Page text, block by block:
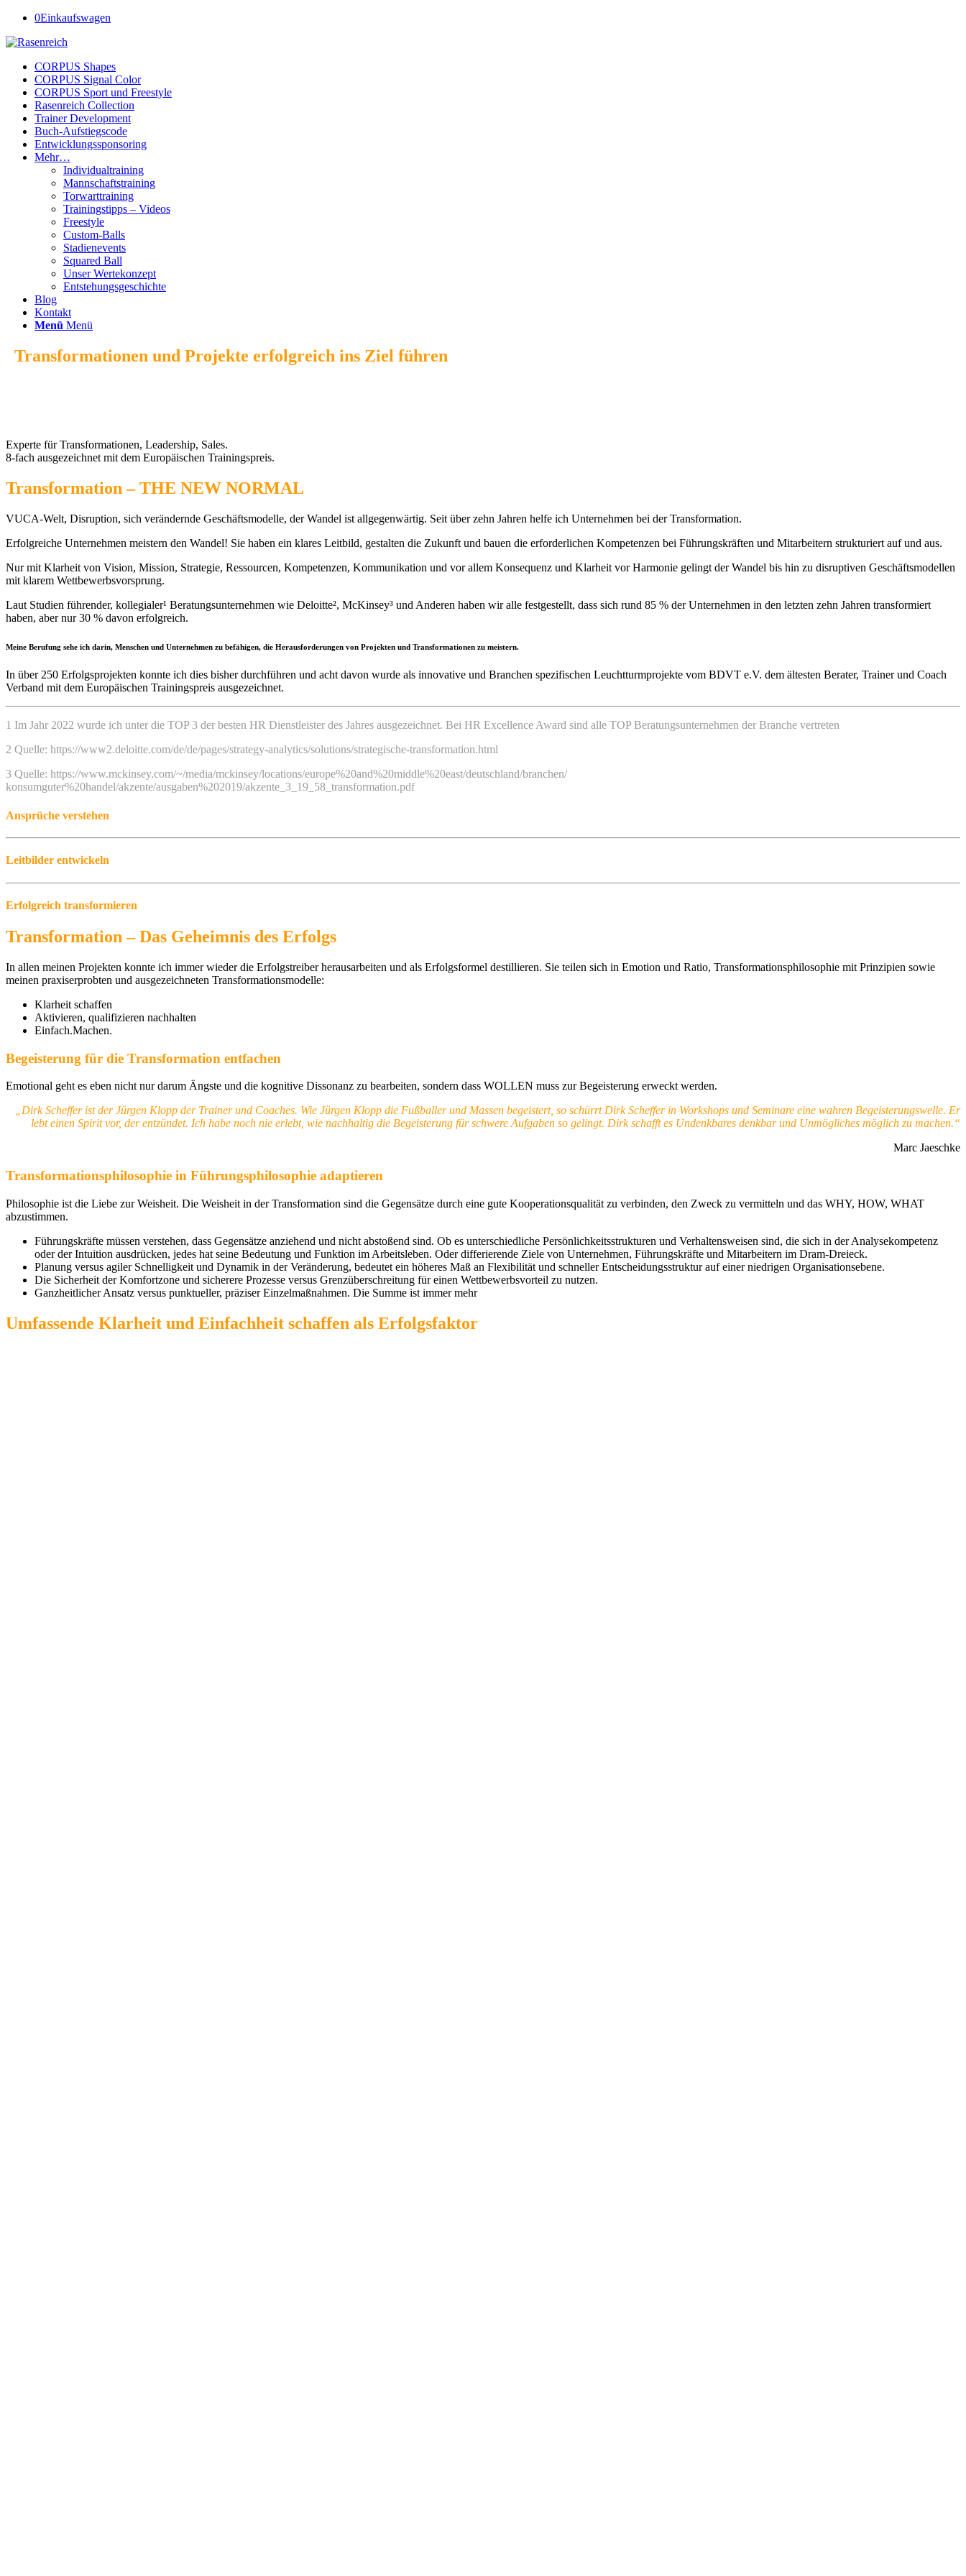
0Einkaufswagen
CORPUS Shapes
CORPUS Signal Color
CORPUS Sport und Freestyle
Rasenreich Collection
Trainer Development
Buch-Aufstiegscode
Entwicklungssponsoring
Mehr…
Individualtraining
Mannschaftstraining
Torwarttraining
Trainingstipps – Videos
Freestyle
Custom-Balls
Stadienevents
Squared Ball
Unser Wertekonzept
Entstehungsgeschichte
Blog
Kontakt
Menü Menü
Transformationen und Projekte erfolgreich ins Ziel führen
Experte für Transformationen, Leadership, Sales.
8-fach ausgezeichnet mit dem Europäischen Trainingspreis.
Transformation – THE NEW NORMAL
VUCA-Welt, Disruption, sich verändernde Geschäftsmodelle, der Wandel ist allgegenwärtig. Seit über zehn Jahren helfe ich Unternehmen bei der Transformation.
Erfolgreiche Unternehmen meistern den Wandel! Sie haben ein klares Leitbild, gestalten die Zukunft und bauen die erforderlichen Kompetenzen bei Führungskräften und Mitarbeitern strukturiert auf und aus.
Nur mit Klarheit von Vision, Mission, Strategie, Ressourcen, Kompetenzen, Kommunikation und vor allem Konsequenz und Klarheit vor Harmonie gelingt der Wandel bis hin zu disruptiven Geschäftsmodellen
mit klarem Wettbewerbsvorsprung.
Laut Studien führender, kollegialer¹ Beratungsunternehmen wie Deloitte², McKinsey³ und Anderen haben wir alle festgestellt, dass sich rund 85 % der Unternehmen in den letzten zehn Jahren transformiert
haben, aber nur 30 % davon erfolgreich.
Meine Berufung sehe ich darin, Menschen und Unternehmen zu befähigen, die Herausforderungen von Projekten und Transformationen zu meistern.
In über 250 Erfolgsprojekten konnte ich dies bisher durchführen und acht davon wurde als innovative und Branchen spezifischen Leuchtturmprojekte vom BDVT e.V. dem ältesten Berater, Trainer und Coach
Verband mit dem Europäischen Trainingspreis ausgezeichnet.
1 Im Jahr 2022 wurde ich unter die TOP 3 der besten HR Dienstleister des Jahres ausgezeichnet. Bei HR Excellence Award sind alle TOP Beratungsunternehmen der Branche vertreten
2 Quelle: https://www2.deloitte.com/de/de/pages/strategy-analytics/solutions/strategische-transformation.html
3 Quelle: https://www.mckinsey.com/~/media/mckinsey/locations/europe%20and%20middle%20east/deutschland/branchen/
konsumguter%20handel/akzente/ausgaben%202019/akzente_3_19_58_transformation.pdf
Ansprüche verstehen
Leitbilder entwickeln
Erfolgreich transformieren
Transformation – Das Geheimnis des Erfolgs
In allen meinen Projekten konnte ich immer wieder die Erfolgstreiber herausarbeiten und als Erfolgsformel destillieren. Sie teilen sich in Emotion und Ratio, Transformationsphilosophie mit Prinzipien sowie
meinen praxiserprobten und ausgezeichneten Transformationsmodelle:
Klarheit schaffen
Aktivieren, qualifizieren nachhalten
Einfach.Machen.
Begeisterung für die Transformation entfachen
Emotional geht es eben nicht nur darum Ängste und die kognitive Dissonanz zu bearbeiten, sondern dass WOLLEN muss zur Begeisterung erweckt werden.
„Dirk Scheffer ist der Jürgen Klopp der Trainer und Coaches. Wie Jürgen Klopp die Fußballer und Massen begeistert, so schürrt Dirk Scheffer in Workshops und Seminare eine wahren Begeisterungswelle. Er
lebt einen Spirit vor, der entzündet. Ich habe noch nie erlebt, wie nachhaltig die Begeisterung für schwere Aufgaben so gelingt. Dirk schafft es Undenkbares denkbar und Unmögliches möglich zu machen.“
Marc Jaeschke
Transformationsphilosophie in Führungsphilosophie adaptieren
Philosophie ist die Liebe zur Weisheit. Die Weisheit in der Transformation sind die Gegensätze durch eine gute Kooperationsqualität zu verbinden, den Zweck zu vermitteln und das WHY, HOW, WHAT
abzustimmen.
Führungskräfte müssen verstehen, dass Gegensätze anziehend und nicht abstoßend sind. Ob es unterschiedliche Persönlichkeitsstrukturen und Verhaltensweisen sind, die sich in der Analysekompetenz
oder der Intuition ausdrücken, jedes hat seine Bedeutung und Funktion im Arbeitsleben. Oder differierende Ziele von Unternehmen, Führungskräfte und Mitarbeitern im Dram-Dreieck.
Planung versus agiler Schnelligkeit und Dynamik in der Veränderung, bedeutet ein höheres Maß an Flexibilität und schneller Entscheidungsstruktur auf einer niedrigen Organisationsebene.
Die Sicherheit der Komfortzone und sicherere Prozesse versus Grenzüberschreitung für einen Wettbewerbsvorteil zu nutzen.
Ganzheitlicher Ansatz versus punktueller, präziser Einzelmaßnahmen. Die Summe ist immer mehr
Umfassende Klarheit und Einfachheit schaffen als Erfolgsfaktor